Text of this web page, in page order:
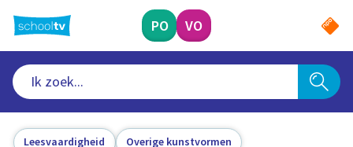
naar
hoofdinhoud
PO VO
Leesvaardigheid Overige kunstvormen